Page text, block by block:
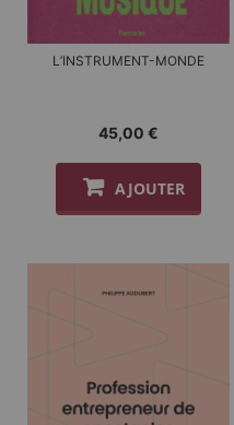
L’INSTRUMENT-MONDE
45,00 €
AJOUTER